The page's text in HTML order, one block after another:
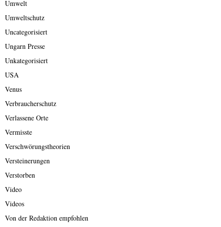
Umwelt
Umweltschutz
Uncategorisiert
Ungarn Presse
Unkategorisiert
USA
Venus
Verbraucherschutz
Verlassene Orte
Vermisste
Verschwörungstheorien
Versteinerungen
Verstorben
Video
Videos
Von der Redaktion empfohlen